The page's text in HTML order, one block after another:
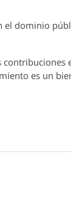
dominio
es un